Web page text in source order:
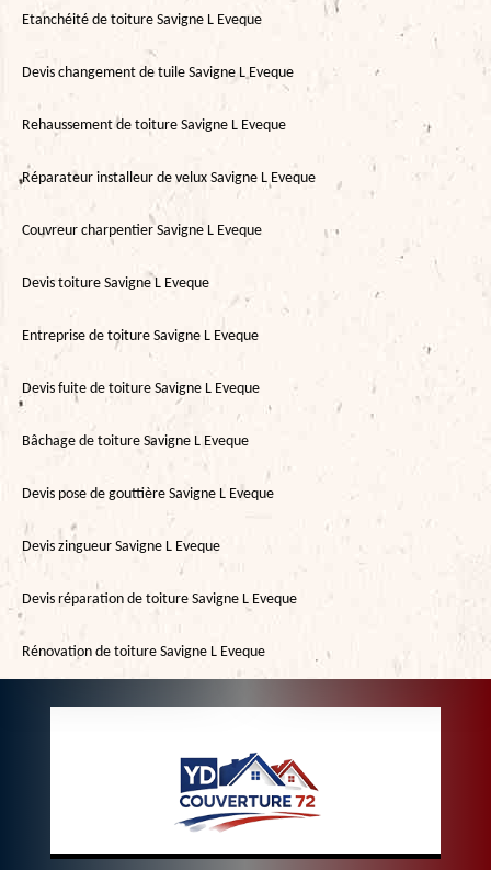
Etanchéité de toiture Savigne L Eveque
Devis changement de tuile Savigne L Eveque
Rehaussement de toiture Savigne L Eveque
Réparateur installeur de velux Savigne L Eveque
Couvreur charpentier Savigne L Eveque
Devis toiture Savigne L Eveque
Entreprise de toiture Savigne L Eveque
Devis fuite de toiture Savigne L Eveque
Bâchage de toiture Savigne L Eveque
Devis pose de gouttière Savigne L Eveque
Devis zingueur Savigne L Eveque
Devis réparation de toiture Savigne L Eveque
Rénovation de toiture Savigne L Eveque